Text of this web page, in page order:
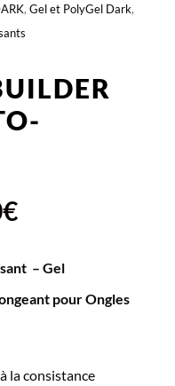
, Gel et PolyGel Dark,
€Plage
prix :
à
– Gel
pour Ongles
la consistance